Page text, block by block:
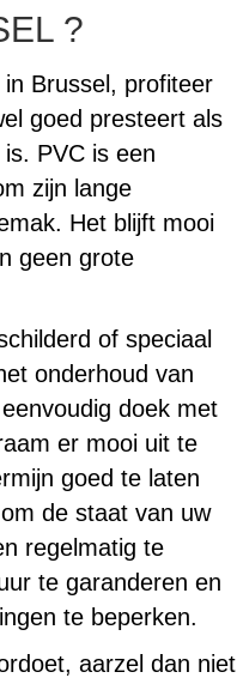
?
Brussel, profiteer
goed presteert als
PVC is een
zijn lange
Het blijft mooi
geen grote
of speciaal
onderhoud van
doek met
er mooi uit te
goed te laten
de staat van uw
regelmatig te
te garanderen en
te beperken.
aarzel dan niet